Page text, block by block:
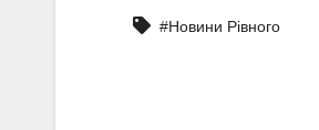
#Новини Рівного